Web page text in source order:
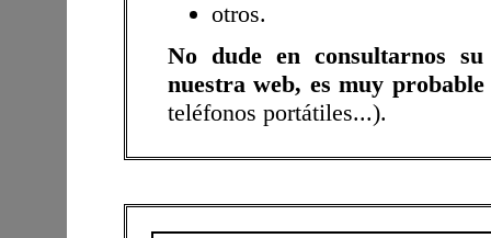
otros.
No dude en consultarnos
nuestra web, es muy
teléfonos portátiles...).